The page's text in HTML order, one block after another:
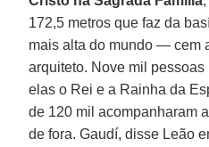
172,5 metros que faz da
mais alta do mundo — cem
arquiteto. Nove mil
elas o Rei e a Rainha da
de 120 mil acompanharam
de fora. Gaudí, disse Leão